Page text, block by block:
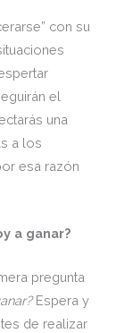
con su
el
una
a los
esa razón
a ganar?
pregunta
Espera y
de realizar